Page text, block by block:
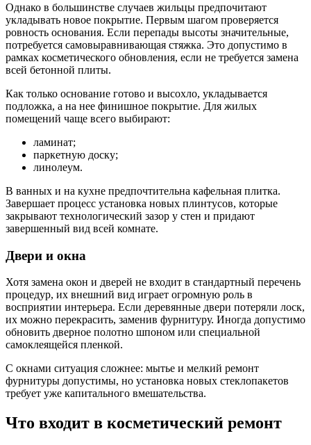
Однако в большинстве случаев жильцы предпочитают
укладывать новое покрытие. Первым шагом проверяется
ровность основания. Если перепады высоты значительные,
потребуется самовыравнивающая стяжка. Это допустимо в
рамках косметического обновления, если не требуется замена
всей бетонной плиты.
Как только основание готово и высохло, укладывается
подложка, а на нее финишное покрытие. Для жилых
помещений чаще всего выбирают:
ламинат;
паркетную доску;
линолеум.
В ванных и на кухне предпочтительна кафельная плитка.
Завершает процесс установка новых плинтусов, которые
закрывают технологический зазор у стен и придают
завершенный вид всей комнате.
Двери и окна
Хотя замена окон и дверей не входит в стандартный перечень
процедур, их внешний вид играет огромную роль в
восприятии интерьера. Если деревянные двери потеряли лоск,
их можно перекрасить, заменив фурнитуру. Иногда допустимо
обновить дверное полотно шпоном или специальной
самоклеящейся пленкой.
С окнами ситуация сложнее: мытье и мелкий ремонт
фурнитуры допустимы, но установка новых стеклопакетов
требует уже капитального вмешательства.
Что входит в косметический ремонт